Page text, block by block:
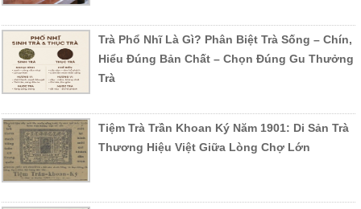
Trà Phổ Nhĩ Là Gì? Phân Biệt Trà Sống – Chín,
Hiểu Đúng Bản Chất – Chọn Đúng Gu Thưởng
Trà
Tiệm Trà Trần Khoan Ký Năm 1901: Di Sản Trà
Thương Hiệu Việt Giữa Lòng Chợ Lớn